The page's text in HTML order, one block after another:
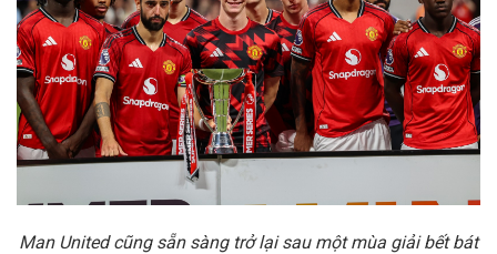
Man United cũng sẵn sàng trở lại sau một mùa giải bết bát